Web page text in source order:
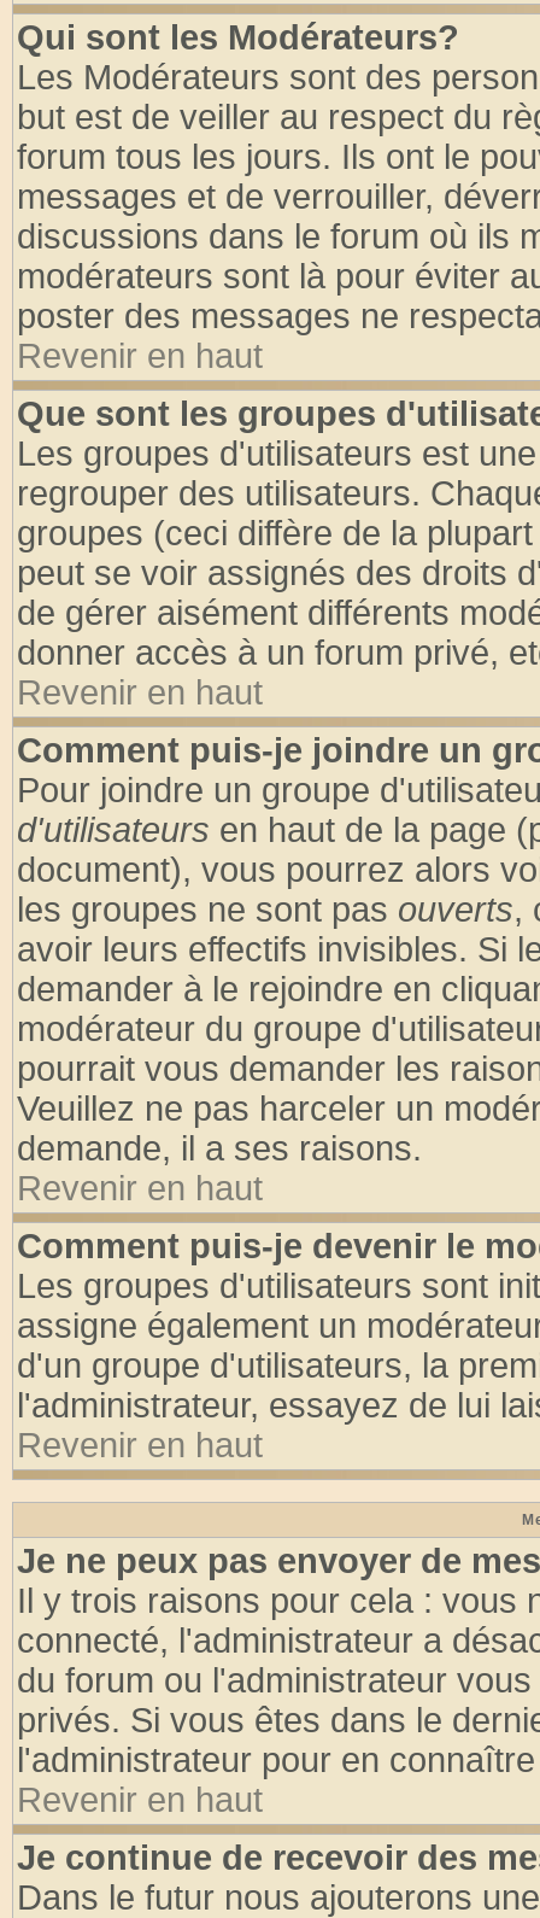
Qui sont les Modérateurs?
Les Modérateurs sont des
but est de veiller au respect du
forum tous les jours. Ils ont le
messages et de verrouiller,
discussions dans le forum où ils
modérateurs sont là pour éviter
poster des messages ne
Revenir en haut
Que sont les groupes
Les groupes d'utilisateurs est
regrouper des utilisateurs.
groupes (ceci diffère de la
peut se voir assignés des droits
de gérer aisément différents
donner accès à un forum privé,
Revenir en haut
Comment puis-je joindre un
Pour joindre un groupe
d'utilisateurs en haut de la page
document), vous pourrez alors
les groupes ne sont pas ouverts,
avoir leurs effectifs invisibles. Si
demander à le rejoindre en
modérateur du groupe
pourrait vous demander les
Veuillez ne pas harceler un
demande, il a ses raisons.
Revenir en haut
Comment puis-je devenir le
Les groupes d'utilisateurs sont
assigne également un
d'un groupe d'utilisateurs, la
l'administrateur, essayez de lui
Revenir en haut
Je ne peux pas envoyer de
Il y trois raisons pour cela : vous
connecté, l'administrateur a
du forum ou l'administrateur
privés. Si vous êtes dans le
l'administrateur pour en
Revenir en haut
Je continue de recevoir des
Dans le futur nous ajouterons